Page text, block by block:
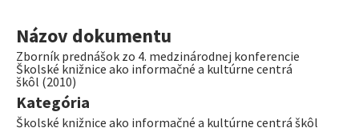
Názov dokumentu
Zborník prednášok zo 4. medzinárodnej konferencie
Školské knižnice ako informačné a kultúrne centrá
škôl (2010)
Kategória
Školské knižnice ako informačné a kultúrne centrá škôl